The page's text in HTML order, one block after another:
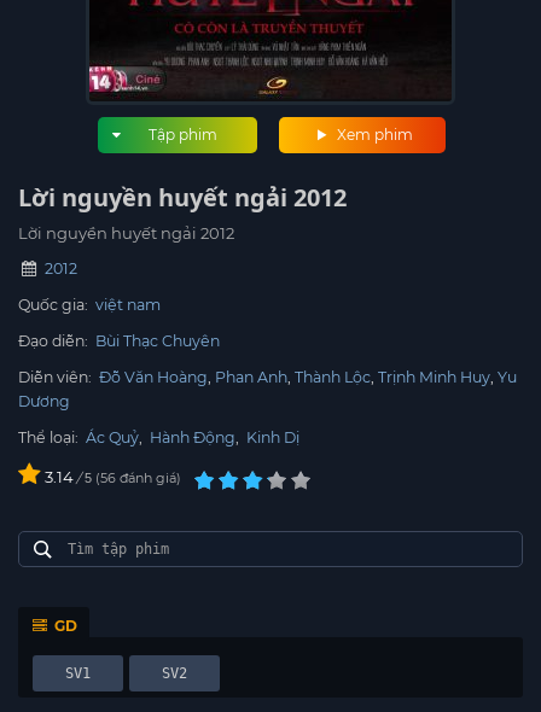
Xem phim
Tập phim
Lời nguyền huyết ngải 2012
Lời nguyền huyết ngải 2012
2012
Quốc gia: việt nam
Đạo diễn: Bùi Thạc Chuyên
Diễn viên: Đỗ Văn Hoàng Phan Anh Thành Lộc Trịnh Minh Huy Yu
Dương
Thể loại: Ác Quỷ, Hành Động, Kinh Dị
3.14/ 5 56 đánh giá
GD
SV1 SV2